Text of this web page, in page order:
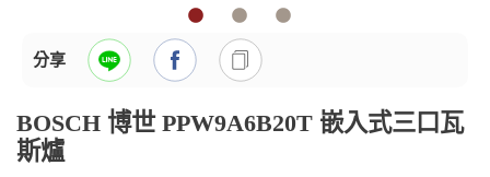
分享
BOSCH 博世 PPW9A6B20T 嵌入式三口瓦
斯爐